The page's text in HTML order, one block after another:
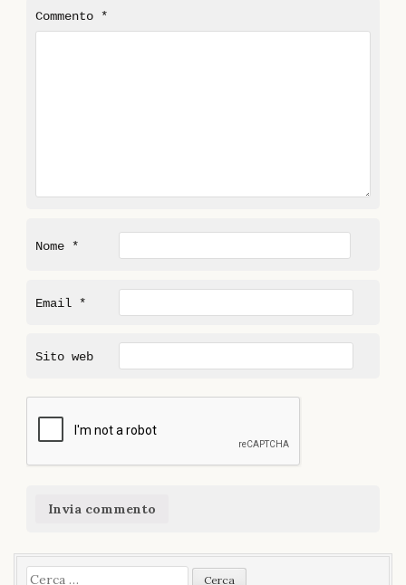
Commento *
Nome *
Email *
Sito web
Ricerca